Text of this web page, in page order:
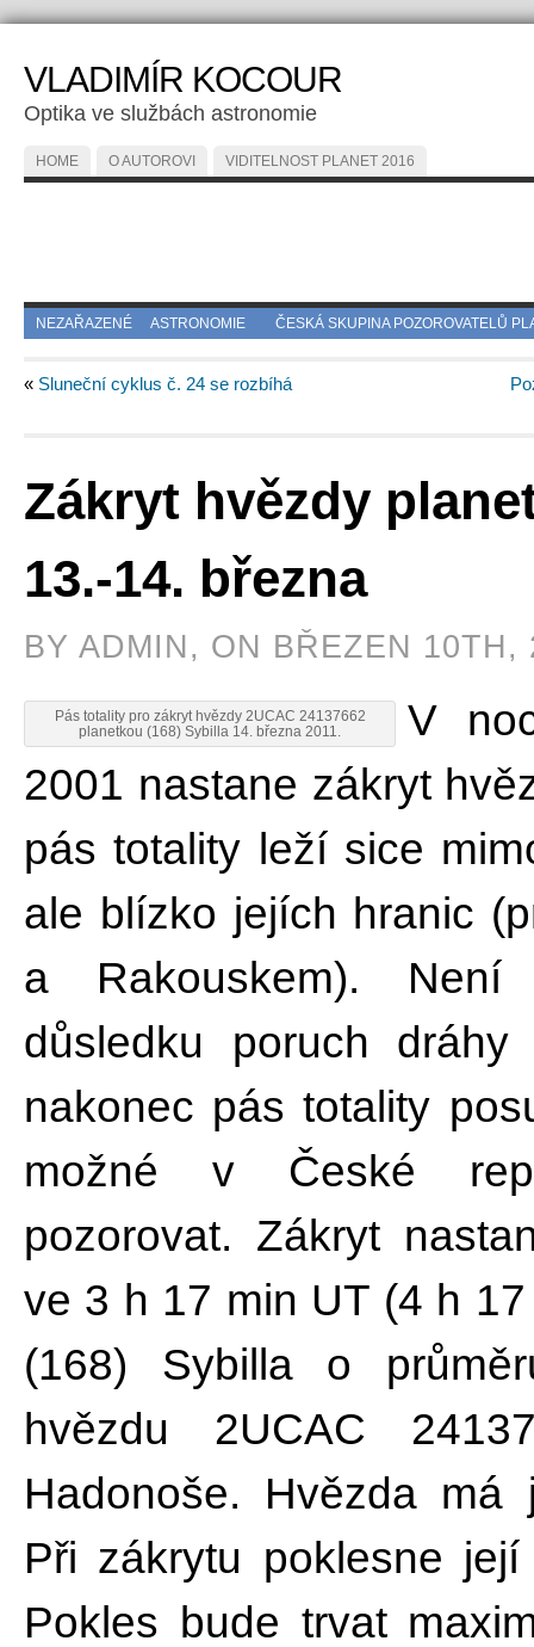
VLADIMÍR KOCOUR
Optika ve službách astronomie
HOME O AUTOROVI VIDITELNOST PLANET 2016
NEZAŘAZENÉ ASTRONOMIE ČESKÁ SKUPINA POZOROVATELŮ
« Sluneční cyklus č. 24 se rozbíhá
Zákryt hvězdy
13.-14. března
BY ADMIN, ON BŘEZEN 10TH,
Pás totality pro zákryt hvězdy 2UCAC 24137662
planetkou (168) Sybilla 14. března 2011.
V
2001 nastane zákryt
pás totality leží sice
ale blízko jejích hranic
a Rakouskem).
důsledku poruch
nakonec pás totality
možné v České
pozorovat. Zákryt
ve 3 h 17 min UT (4 h
(168) Sybilla o
hvězdu 2UCAC
Hadonoše. Hvězda má
Při zákrytu poklesne
Pokles bude trvat